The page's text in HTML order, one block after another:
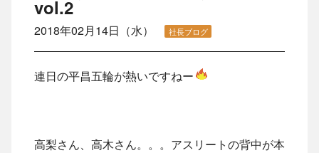
vol.2
2018年02月14日（水） 社長ブログ
連日の平昌五輪が熱いですねー
高梨さん、高木さん。。。アスリートの背中が本